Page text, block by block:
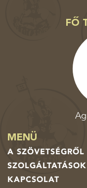
FŐ
MENÜ
A SZÖVETSÉGRŐL
SZOLGÁLTATÁSOK
KAPCSOLAT